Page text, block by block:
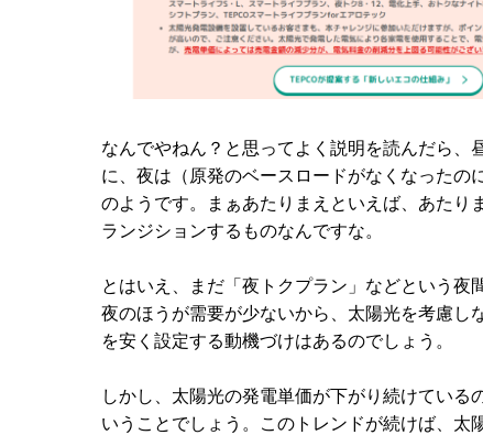
なんでやねん？と思ってよく説明を読んだら
に、夜は（原発のベースロードがなくなったの
のようです。まぁあたりまえといえば、あたり
ランジションするものなんですな。
とはいえ、まだ「夜トクプラン」などという
夜のほうが需要が少ないから、太陽光を考慮し
を安く設定する動機づけはあるのでしょう。
しかし、太陽光の発電単価が下がり続けてい
いうことでしょう。このトレンドが続けば、太